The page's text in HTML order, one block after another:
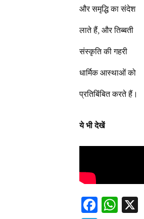
और समृद्धि का संदेश
लाते हैं, और तिब्बती
संस्कृति की गहरी
धार्मिक आस्थाओं को
प्रतिबिंबित करते हैं।
ये भी देखें
F
W